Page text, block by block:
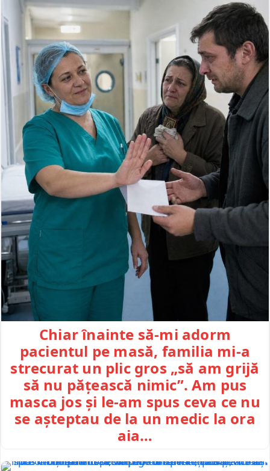
Chiar înainte să-mi adorm
pacientul pe masă, familia mi-a
strecurat un plic gros „să am grijă
să nu pățească nimic”. Am pus
masca jos și le-am spus ceva ce nu
se așteptau de la un medic la ora
aia…